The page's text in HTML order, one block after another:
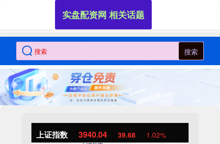
搜索
上证指数 3940.04 39.68 1.02%
实盘配资网 相关话题